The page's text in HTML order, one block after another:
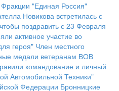
Фракции "Единая Россия"
Новикова встретилась с
поздравить с 23 Февраля
активное участие во
героя" Член местного
медали ветеранам ВОВ
командование и личный
Автомобильной Техники"
Федерации Бронницкие